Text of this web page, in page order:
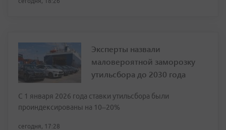
Эксперты назвали
маловероятной заморозку
утильсбора до 2030 года
С 1 января 2026 года ставки утильсбора были
проиндексированы на 10–20%
сегодня, 17:28